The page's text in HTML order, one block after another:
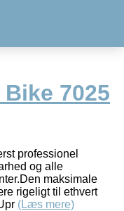
7025
professionel
og alle
maksimale
rigeligt til ethvert
(Læs mere)